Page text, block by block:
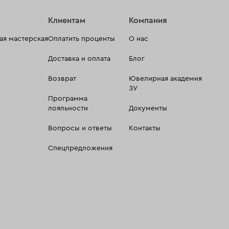
мастерская
Клиентам
Оплатить проценты
Доставка и оплата
Возврат
Программа
лояльности
Вопросы и ответы
Спецпредложения
Компания
О нас
Блог
Ювелирная академия
ЗУ
Документы
Контакты